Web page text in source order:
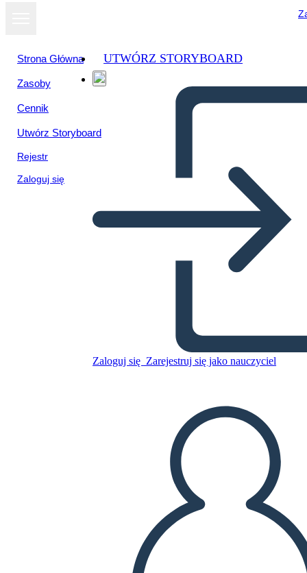
Strona Główna
Zasoby
Cennik
Utwórz Storyboard
Rejestr
Zaloguj się
UTWÓRZ STORYBOARD
Zaloguj się Zarejestruj się jako nauczyciel
Wykres Zakotwiczenia
Skopiuj tę scenorys
STWÓRZ SCENORYS
PRZECZYTAJ MI